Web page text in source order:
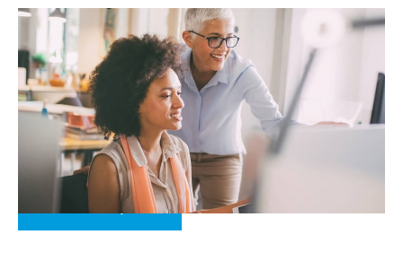
Formation privée sur mesure
Vous décidez du contenu, du lieu, de la date, de la
durée et du nombre de participants d'une formation
sur mesure.
En savoir plus